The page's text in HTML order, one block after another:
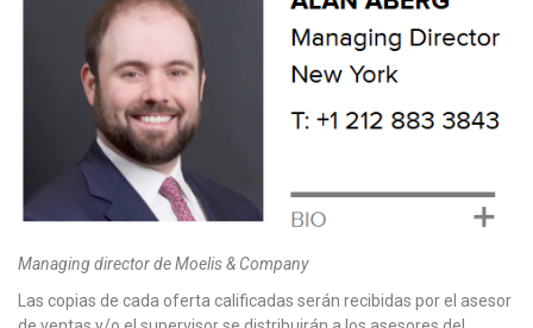
Managing director de Moelis & Company
Las copias de cada oferta calificadas serán recibidas por el asesor